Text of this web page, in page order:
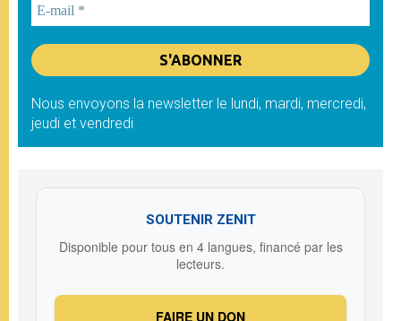
Nous envoyons la newsletter le lundi, mardi, mercredi,
jeudi et vendredi
SOUTENIR ZENIT
Disponible pour tous en 4 langues, financé par les
lecteurs.
FAIRE UN DON